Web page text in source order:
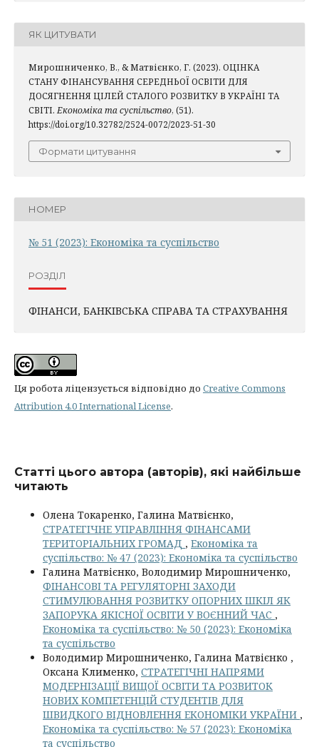
ЯК ЦИТУВАТИ
Мирошниченко, В., & Матвієнко, Г. (2023). ОЦІНКА
СТАНУ ФІНАНСУВАННЯ СЕРЕДНЬОЇ ОСВІТИ ДЛЯ
ДОСЯГНЕННЯ ЦІЛЕЙ СТАЛОГО РОЗВИТКУ В УКРАЇНІ ТА
СВІТІ. Економіка та суспільство, (51).
https://doi.org/10.32782/2524-0072/2023-51-30
Формати цитування
НОМЕР
№ 51 (2023): Економіка та суспільство
РОЗДІЛ
ФІНАНСИ, БАНКІВСЬКА СПРАВА ТА СТРАХУВАННЯ
Ця робота ліцензується відповідно до Creative Commons
Attribution 4.0 International License.
Статті цього автора (авторів), які найбільше
читають
Олена Токаренко, Галина Матвієнко,
СТРАТЕГІЧНЕ УПРАВЛІННЯ ФІНАНСАМИ
ТЕРИТОРІАЛЬНИХ ГРОМАД , Економіка та
суспільство: № 47 (2023): Економіка та суспільство
Галина Матвієнко, Володимир Мирошниченко,
ФІНАНСОВІ ТА РЕГУЛЯТОРНІ ЗАХОДИ
СТИМУЛЮВАННЯ РОЗВИТКУ ОПОРНИХ ШКІЛ ЯК
ЗАПОРУКА ЯКІСНОЇ ОСВІТИ У ВОЄННИЙ ЧАС ,
Економіка та суспільство: № 50 (2023): Економіка
та суспільство
Володимир Мирошниченко, Галина Матвієнко ,
Оксана Клименко, СТРАТЕГІЧНІ НАПРЯМИ
МОДЕРНІЗАЦІЇ ВИЩОЇ ОСВІТИ ТА РОЗВИТОК
НОВИХ КОМПЕТЕНЦІЙ СТУДЕНТІВ ДЛЯ
ШВИДКОГО ВІДНОВЛЕННЯ ЕКОНОМІКИ УКРАЇНИ ,
Економіка та суспільство: № 57 (2023): Економіка
та суспільство